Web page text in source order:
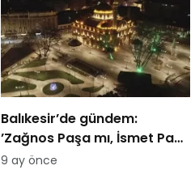
Balıkesir’de gündem:
’Zağnos Paşa mı, İsmet Paşa
mı
9 ay önce